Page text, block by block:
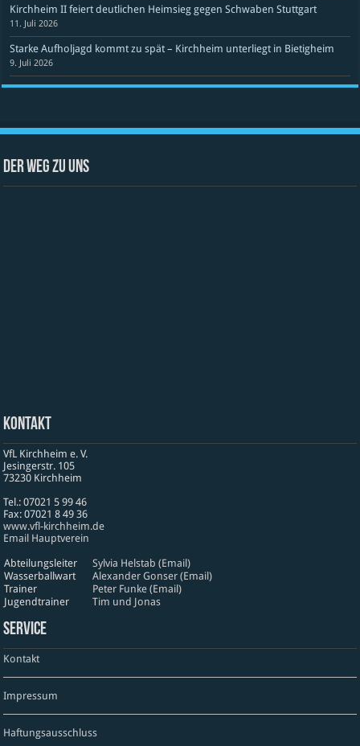
Kirchheim II feiert deutlichen Heimsieg gegen Schwaben Stuttgart
11. Juli 2026
Starke Aufholjagd kommt zu spät – Kirchheim unterliegt in Bietigheim
9. Juli 2026
Der Weg zu uns
Kontakt
VfL Kirchheim e. V.
Jesinger­str. 105
73230 Kirch­heim
Tel.: 07021 5 99 46
Fax: 07021 8 49 36
www​.vfl​-kirch​heim​.de
Email Hauptverein
Abteilungsleiter
Sylvia Helstab (Email)
Wasserballwart
Alexander Gonser (Email)
Trainer
Peter Funke (Email)
Jugendtrainer
Tim und Jonas
Service
Kontakt
Impressum
Haftungsausschluss